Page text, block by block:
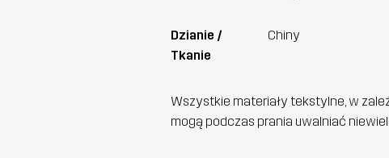
Dzianie /
Tkanie
Chiny
Wszystkie materiały tekstylne, w
mogą podczas prania uwalniać